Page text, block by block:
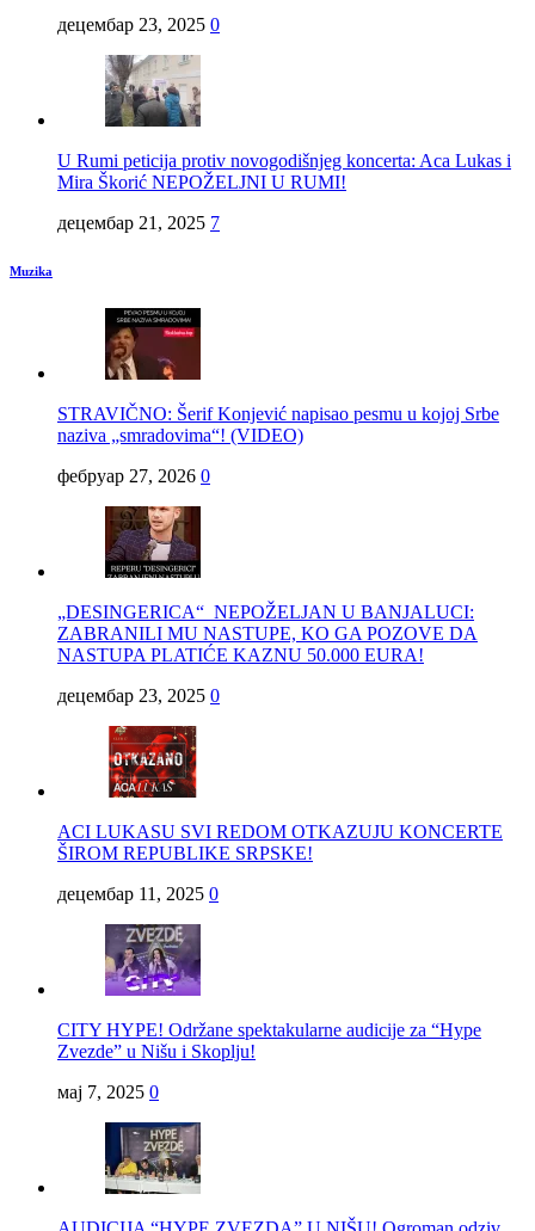
децембар 23, 2025 0
U Rumi peticija protiv novogodišnjeg koncerta: Aca Lukas i
Mira Škorić NEPOŽELJNI U RUMI!
децембар 21, 2025 7
Muzika
STRAVIČNO: Šerif Konjević napisao pesmu u kojoj Srbe
naziva „smradovima“! (VIDEO)
фебруар 27, 2026 0
„DESINGERICA“ NEPOŽELJAN U BANJALUCI:
ZABRANILI MU NASTUPE, KO GA POZOVE DA
NASTUPA PLATIĆE KAZNU 50.000 EURA!
децембар 23, 2025 0
ACI LUKASU SVI REDOM OTKAZUJU KONCERTE
ŠIROM REPUBLIKE SRPSKE!
децембар 11, 2025 0
CITY HYPE! Održane spektakularne audicije za “Hype
Zvezde” u Nišu i Skoplju!
мај 7, 2025 0